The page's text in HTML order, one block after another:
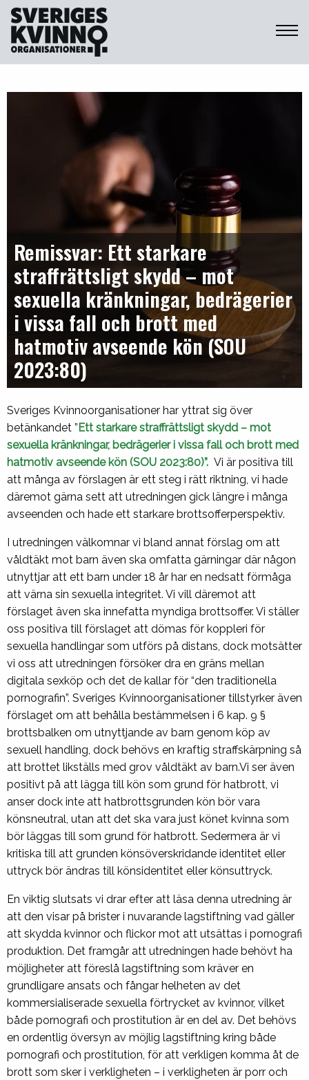
Sveriges Kvinnoorganisationer
Remissvar: Ett starkare
straffrättsligt skydd – mot
sexuella kränkningar, bedrägerier
i vissa fall och brott med
hatmotiv avseende kön (SOU
2023:80)
Sveriges Kvinnoorganisationer har yttrat sig över
betänkandet ” Ett starkare straffrättsligt skydd – mot
sexuella kränkningar, bedrägerier i vissa fall och brott med
hatmotiv avseende kön (SOU 2023:80)”. Vi är positiva till
att många av förslagen är ett steg i rätt riktning, vi hade
däremot gärna sett att utredningen gick längre i många
avseenden och hade ett starkare brottsofferperspektiv.
I utredningen välkomnar vi bland annat förslag om att
våldtäkt mot barn även ska omfatta gärningar där någon
utnyttjar att ett barn under 18 år har en nedsatt förmåga
att värna sin sexuella integritet. Vi vill däremot att
förslaget även ska innefatta myndiga brottsoffer. Vi ställer
oss positiva till förslaget att dömas för koppleri för
sexuella handlingar som utförs på distans, dock motsätter
vi oss att utredningen försöker dra en gräns mellan
digitala sexköp och det de kallar för “den traditionella
pornografin”. Sveriges Kvinnoorganisationer tillstyrker även
förslaget om att behålla bestämmelsen i 6 kap. 9 §
brottsbalken om utnyttjande av barn genom köp av
sexuell handling, dock behövs en kraftig straffskärpning så
att brottet likställs med grov våldtäkt av barn.Vi ser även
positivt på att lägga till kön som grund för hatbrott, vi
anser dock inte att hatbrottsgrunden kön bör vara
könsneutral, utan att det ska vara just könet kvinna som
bör läggas till som grund för hatbrott. Sedermera är vi
kritiska till att grunden könsöverskridande identitet eller
uttryck bör ändras till könsidentitet eller könsuttryck.
En viktig slutsats vi drar efter att läsa denna utredning är
att den visar på brister i nuvarande lagstiftning vad gäller
att skydda kvinnor och flickor mot att utsättas i pornografi
produktion. Det framgår att utredningen hade behövt ha
möjligheter att föreslå lagstiftning som kräver en
grundligare ansats och fångar helheten av det
kommersialiserade sexuella förtrycket av kvinnor, vilket
både pornografi och prostitution är en del av. Det behövs
en ordentlig översyn av möjlig lagstiftning kring både
pornografi och prostitution, för att verkligen komma åt de
brott som sker i verkligheten – i verkligheten är porr och